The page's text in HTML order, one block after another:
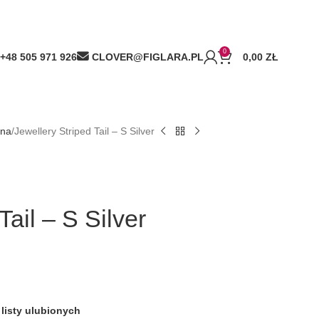
+48 505 971 926 CLOVER@FIGLARA.PL 0 0,00 ZŁ
Jewellery Striped Tail – S Silver
– S Silver
listy ulubionych